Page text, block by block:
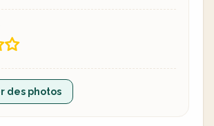
des photos